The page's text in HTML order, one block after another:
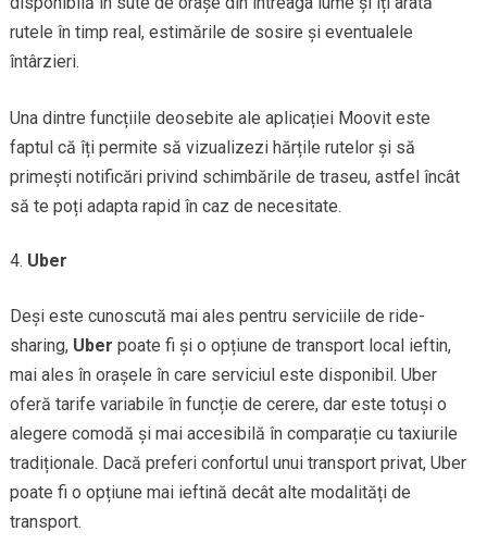
rutele în timp real, estimările de sosire și eventualele
întârzieri.
Una dintre funcțiile deosebite ale aplicației Moovit este
faptul că îți permite să vizualizezi hărțile rutelor și să
primești notificări privind schimbările de traseu, astfel încât
să te poți adapta rapid în caz de necesitate.
Uber
Deși este cunoscută mai ales pentru serviciile de ride-
sharing, Uber poate fi și o opțiune de transport local ieftin,
mai ales în orașele în care serviciul este disponibil. Uber
oferă tarife variabile în funcție de cerere, dar este totuși o
alegere comodă și mai accesibilă în comparație cu taxiurile
tradiționale. Dacă preferi confortul unui transport privat, Uber
poate fi o opțiune mai ieftină decât alte modalități de
transport.